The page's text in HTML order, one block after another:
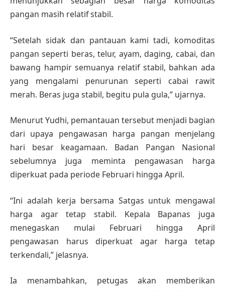
pangan masih relatif stabil.
“Setelah sidak dan pantauan kami tadi, komoditas
pangan seperti beras, telur, ayam, daging, cabai, dan
bawang hampir semuanya relatif stabil, bahkan ada
yang mengalami penurunan seperti cabai rawit
merah. Beras juga stabil, begitu pula gula,” ujarnya.
Menurut Yudhi, pemantauan tersebut menjadi bagian
dari upaya pengawasan harga pangan menjelang
hari besar keagamaan. Badan Pangan Nasional
sebelumnya juga meminta pengawasan harga
diperkuat pada periode Februari hingga April.
“Ini adalah kerja bersama Satgas untuk mengawal
harga agar tetap stabil. Kepala Bapanas juga
menegaskan mulai Februari hingga April
pengawasan harus diperkuat agar harga tetap
terkendali,” jelasnya.
Ia menambahkan, petugas akan memberikan